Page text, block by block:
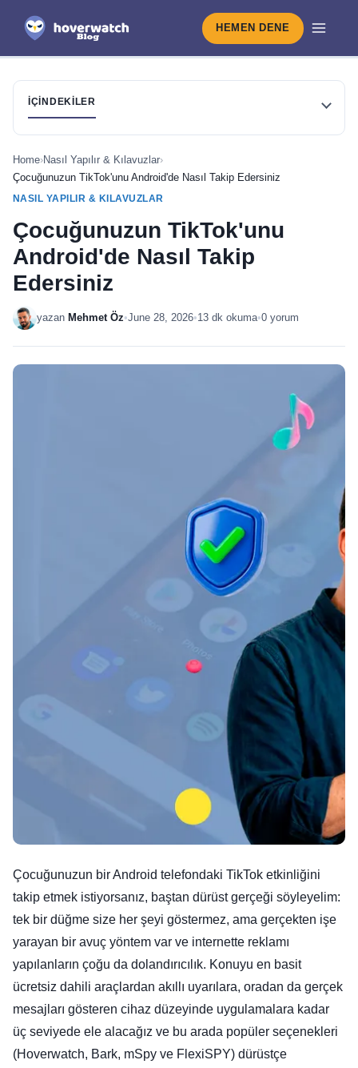
HEMEN DENE
İÇINDEKILER
Home›Nasıl Yapılır & Kılavuzlar›
Çocuğunuzun TikTok'unu Android'de Nasıl Takip Edersiniz
NASIL YAPILIR & KILAVUZLAR
Çocuğunuzun TikTok'unu
Android'de Nasıl Takip
Edersiniz
yazan Mehmet Öz•June 28, 2026•13 dk okuma•0 yorum
Çocuğunuzun bir Android telefondaki TikTok etkinliğini
takip etmek istiyorsanız, baştan dürüst gerçeği söyleyelim:
tek bir düğme size her şeyi göstermez, ama gerçekten işe
yarayan bir avuç yöntem var ve internette reklamı
yapılanların çoğu da dolandırıcılık. Konuyu en basit
ücretsiz dahili araçlardan akıllı uyarılara, oradan da gerçek
mesajları gösteren cihaz düzeyinde uygulamalara kadar
üç seviyede ele alacağız ve bu arada popüler seçenekleri
(Hoverwatch, Bark, mSpy ve FlexiSPY) dürüstçe